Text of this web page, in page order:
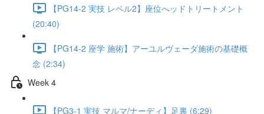
【PG14-2 実技 レベル2】座位へッドトリートメント
(20:40)
【PG14-2 座学 施術】アーユルヴェーダ施術の基礎概
念 (2:34)
Week 4
【PG3-1 実技 マルマ/ナーディ】足裏 (6:29)